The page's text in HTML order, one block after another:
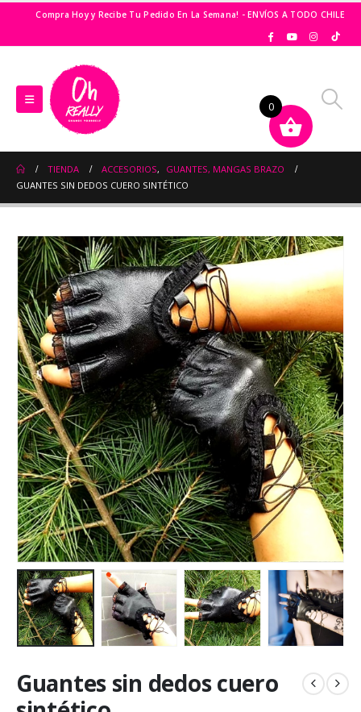
Compra Hoy y Recibe Tu Pedido En La Semana! - ENVÍOS A TODO CHILE
TIENDA ACCESORIOS,
GUANTES, MANGAS BRAZO
GUANTES SIN DEDOS CUERO SINTÉTICO
Guantes sin dedos cuero
0